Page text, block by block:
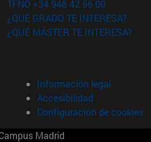
ventana)
ventana)
TFNO +34 948 42 56 00
¿QUÉ GRADO TE INTERESA?
¿QUÉ MÁSTER TE INTERESA?
Información legal
Accesibilidad
Configuración de cookies
Madrid